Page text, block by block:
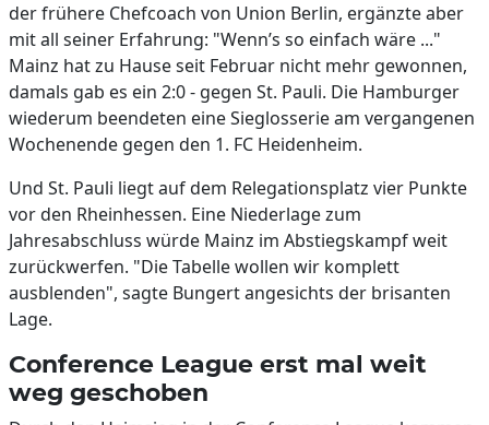
der frühere Chefcoach von Union Berlin, ergänzte aber
mit all seiner Erfahrung: "Wenn’s so einfach wäre ..."
Mainz hat zu Hause seit Februar nicht mehr gewonnen,
damals gab es ein 2:0 - gegen St. Pauli. Die Hamburger
wiederum beendeten eine Sieglosserie am vergangenen
Wochenende gegen den 1. FC Heidenheim.
Und St. Pauli liegt auf dem Relegationsplatz vier Punkte
vor den Rheinhessen. Eine Niederlage zum
Jahresabschluss würde Mainz im Abstiegskampf weit
zurückwerfen. "Die Tabelle wollen wir komplett
ausblenden", sagte Bungert angesichts der brisanten
Lage.
Conference League erst mal weit
weg geschoben